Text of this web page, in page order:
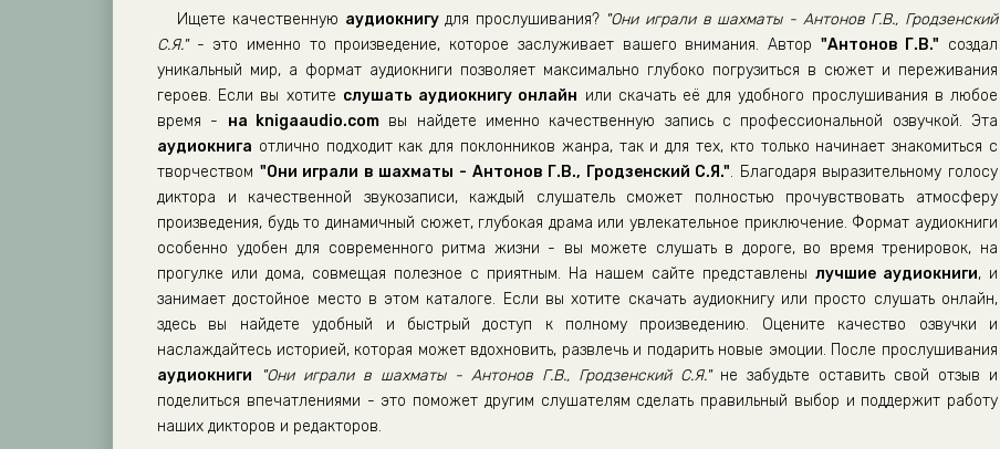
09_Oni_igrali_v_shahmaty
10_Oni_igrali_v_shahmaty
11_Oni_igrali_v_shahmaty
12_Oni_igrali_v_shahmaty
13_Oni_igrali_v_shahmaty
14_Oni_igrali_v_shahmaty
15_Oni_igrali_v_shahmaty
16_Oni_igrali_v_shahmaty
17_Oni_igrali_v_shahmaty
18_Oni_igrali_v_shahmaty
19_Oni_igrali_v_shahmaty
20_Oni_igrali_v_shahmaty
21_Oni_igrali_v_shahmaty
Ищете качественную аудиокнигудля прослушивания? "Они играли в шахматы - Антонов Г.В., Гродзенский
С.Я."- это именно то произведение, которое заслуживает вашего внимания. Автор "Антонов Г.В." создал
уникальный мир, а формат аудиокниги позволяет максимально глубоко погрузиться в сюжет и переживания
героев. Если вы хотите слушать аудиокнигу онлайн или скачать её для удобного прослушивания в любое
время - на knigaaudio.com вы найдете именно качественную запись с профессиональной озвучкой. Эта
аудиокнига отлично подходит как для поклонников жанра, так и для тех, кто только начинает знакомиться с
творчеством "Они играли в шахматы - Антонов Г.В., Гродзенский С.Я.". Благодаря выразительному голосу
диктора и качественной звукозаписи, каждый слушатель сможет полностью прочувствовать атмосферу
произведения, будь то динамичный сюжет, глубокая драма или увлекательное приключение. Формат аудиокниги
особенно удобен для современного ритма жизни - вы можете слушать в дороге, во время тренировок, на
прогулке или дома, совмещая полезное с приятным. На нашем сайте представлены лучшие аудиокниги, и
занимает достойное место в этом каталоге. Если вы хотите скачать аудиокнигу или просто слушать онлайн,
здесь вы найдете удобный и быстрый доступ к полному произведению. Оцените качество озвучки и
наслаждайтесь историей, которая может вдохновить, развлечь и подарить новые эмоции. После прослушивания
аудиокниги
"Они играли в шахматы - Антонов Г.В., Гродзенский С.Я."не забудьте оставить свой отзыв и
поделиться впечатлениями - это поможет другим слушателям сделать правильный выбор и поддержит работу
наших дикторов и редакторов.